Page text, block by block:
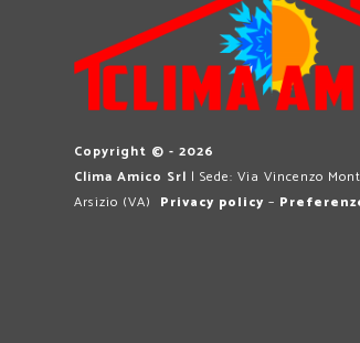
Copyright © - 2026
Clima Amico Srl | Sede: Via Vincenzo
Arsizio (VA) Privacy policy –